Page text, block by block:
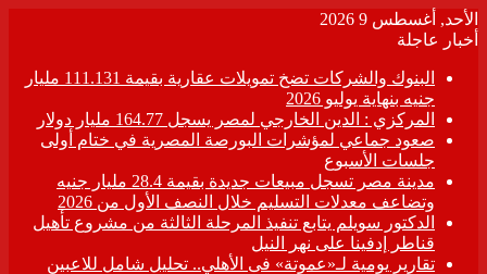
الأحد, أغسطس 9 2026
أخبار عاجلة
البنوك والشركات تضخ تمويلات عقارية بقيمة 111.131 مليار
جنيه بنهاية يوليو 2026
المركزي : الدين الخارجي لمصر يسجل 164.77 مليار دولار
صعود جماعي لمؤشرات البورصة المصرية في ختام أولى
جلسات الأسبوع
مدينة مصر تسجل مبيعات جديدة بقيمة 28.4 مليار جنيه
وتضاعف معدلات التسليم خلال النصف الأول من 2026
الدكتور سويلم يتابع تنفيذ المرحلة الثالثة من مشروع تأهيل
قناطر إدفينا على نهر النيل
تقارير يومية لـ«عموتة» فى الأهلي.. تحليل شامل للاعبين